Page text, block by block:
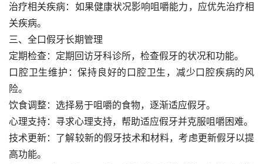
治疗相关疾病：如果健康状况影响咀嚼能力，应优先治疗相
关疾病。
三、全口假牙长期管理
定期检查：定期回访牙科诊所，检查假牙的状况和功能。
口腔卫生维护：保持良好的口腔卫生，减少口腔疾病的风
险。
饮食调整：选择易于咀嚼的食物，逐渐适应假牙。
心理支持：寻求心理支持，帮助适应假牙并克服咀嚼困难。
技术更新：了解较新的假牙技术和材料，考虑更新假牙以提
高功能。